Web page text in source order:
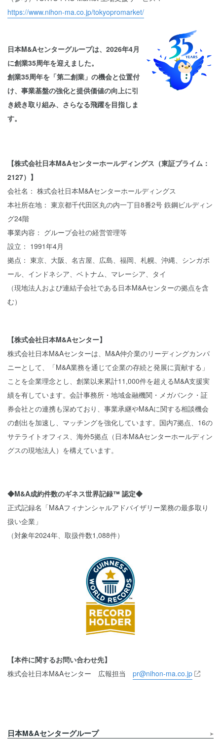
https://www.nihon-ma.co.jp/tokyopromarket/
日本M&Aセンターグループは、2026年4月
に創業35周年を迎えました。
創業35周年を「第二創業」の機会と位置付
け、事業基盤の強化と提供価値の向上に引
き続き取り組み、さらなる飛躍を目指しま
す。
【株式会社日本M&Aセンターホールディングス（東証プライム：
2127）】
会社名： 株式会社日本M&Aセンターホールディングス
本社所在地： 東京都千代田区丸の内一丁目8番2号 鉃鋼ビルディン
グ24階
事業内容： グループ会社の経営管理等
設立： 1991年4月
拠点： 東京、大阪、名古屋、広島、福岡、札幌、沖縄、シンガポ
ール、インドネシア、ベトナム、マレーシア、タイ
（現地法人および連結子会社である日本M&Aセンターの拠点を含
む）
【株式会社日本M&Aセンター】
株式会社日本M&Aセンターは、M&A仲介業のリーディングカンパ
ニーとして、「M&A業務を通じて企業の存続と発展に貢献する」
ことを企業理念とし、創業以来累計11,000件を超えるM&A支援実
績を有しています。会計事務所・地域金融機関・メガバンク・証
券会社との連携も深めており、事業承継やM&Aに関する相談機会
の創出を加速し、マッチングを強化しています。国内7拠点、16の
サテライトオフィス、海外5拠点（日本M&Aセンターホールディン
グスの現地法人）を構えています。
◆M&A成約件数のギネス世界記録™ 認定◆
正式記録名「M&Aフィナンシャルアドバイザリー業務の最多取り
扱い企業」
（対象年2024年、取扱件数1,088件）
【本件に関するお問い合わせ先】
株式会社日本M&Aセンター 広報担当 pr@nihon-ma.co.jp
日本M&Aセンターグループ